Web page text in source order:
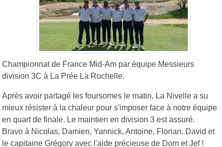
Championnat de France Mid-Am par équipe Messieurs
division 3C à La Prée La Rochelle.
Après avoir partagé les foursomes le matin, La Nivelle a su
mieux résister à la chaleur pour s'imposer face à notre équipe
en quart de finale. Le maintien en division 3 est assuré.
Bravo à Nicolas, Damien, Yannick, Antoine, Florian, David et
le capitaine Grégory avec l'aide précieuse de Dom et Jef !